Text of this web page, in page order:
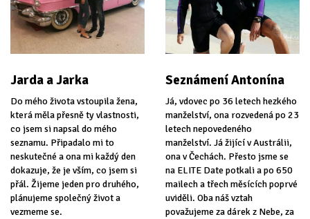
Jarda a Jarka
Do mého života vstoupila žena,
která měla přesně ty vlastnosti,
co jsem si napsal do mého
seznamu. Připadalo mi to
neskutečné a ona mi každý den
dokazuje, že je vším, co jsem si
přál. Žijeme jeden pro druhého,
plánujeme společný život a
vezmeme se.
Seznámení Antonína
Já, vdovec po 36 letech hezkého
manželství, ona rozvedená po 23
letech nepovedeného
manželství. Já žijící v Austrálii,
ona v Čechách. Přesto jsme se
na ELITE Date potkali a po 650
mailech a třech měsících poprvé
uviděli. Oba náš vztah
považujeme za dárek z Nebe, za